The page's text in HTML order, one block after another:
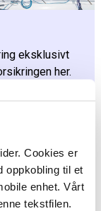
Cookies er
oppkobling til et
enhet. Vårt
tekstfilen.
eksklusivt
her.